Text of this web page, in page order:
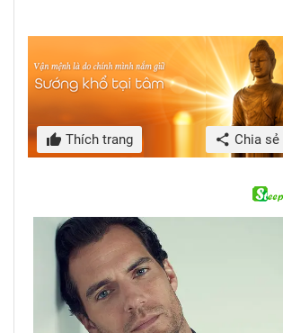
Thích trang Chia sẻ